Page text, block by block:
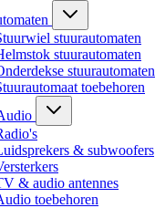
stuurautomaten
stuurautomaten
stuurautomaten
toebehoren
& subwoofers
& audio antennes
toebehoren